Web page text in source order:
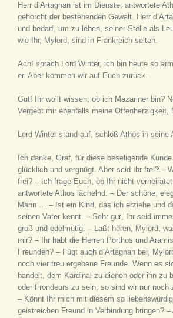
Herr d’Artagnan ist im Dienste, antwortete
gehorcht der bestehenden Gewalt. Herr
und bedarf, um zu leben, seiner Stelle als
wie Ihr, Mylord, sind in Frankreich selten.
Ach! sprach Lord Winter, ich bin heute so
er. Aber kommen wir auf Euch zurück.
Gut! Ihr wollt wissen, ob ich Mazariner bin?
Vergebt mir ebenfalls meine Offenherzigkeit,
Lord Winter stand auf, schloß Athos in seine
Ich danke, Graf, für diese beseligende
glücklich und vergnügt. Aber seid Ihr frei? –
frei? – Ich frage Euch, ob Ihr nicht
antwortete Athos lächelnd. – Der schöne,
Mann … – Ist ein Kind, das ich erziehe und
seinen Vater kennt. – Sehr gut, Ihr seid
groß und edelmütig. – Laßt hören, Mylord,
mir? – Ihr habt die Herren Porthos und
Freunden? – Fügt auch d’Artagnan bei,
noch vier treu ergebene Freunde. Wenn es
handelt, dem Kardinal zu dienen oder ihn zu
oder Frondeurs zu sein, so sind wir nur noch
– Könnt Ihr mich mit diesem so
geistreichen Freund in Verbindung bringen?